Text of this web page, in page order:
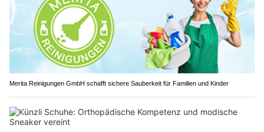
Merita Reinigungen GmbH schafft sichere Sauberkeit für Familien und Kinder